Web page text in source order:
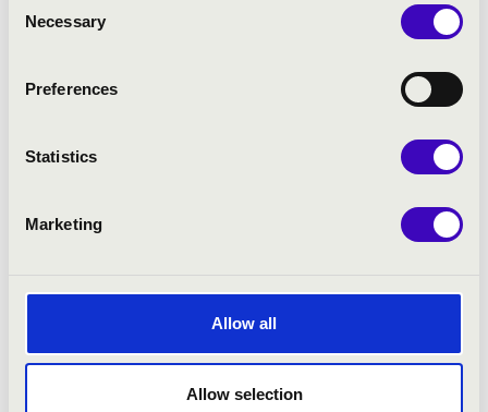
Selection
Necessary
Preferences
Statistics
Marketing
Allow all
Allow selection
ELŐADÓK:
MŰSOR:
Rheinberger: Abendslied
Julius Fucik: Gladiátorok bevonulása
Bach: Air
Bartók: Román népi táncok